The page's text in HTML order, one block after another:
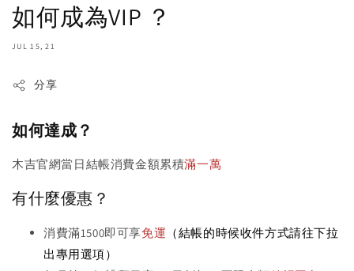
如何成為VIP ？
JUL 15, 21
分享
如何達成？
木吉官網當日結帳消費金額累積滿一萬
有什麼優惠？
消費滿1500即可享免運 （結帳的時候收件方式請往下拉
出專用選項）